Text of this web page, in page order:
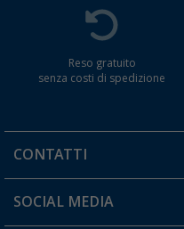
Reso gratuito
senza costi di spedizione
CONTATTI
Orari di apertura del servizio:
SOCIAL MEDIA